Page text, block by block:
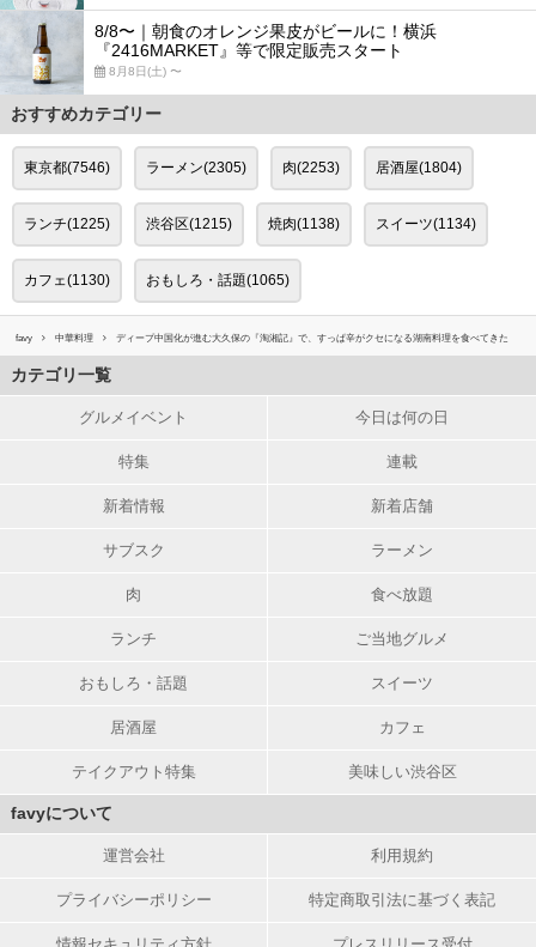
8/8〜｜朝食のオレンジ果皮がビールに！横浜
『2416MARKET』等で限定販売スタート
8月8日(土) 〜
おすすめカテゴリー
東京都(7546) ラーメン(2305) 肉(2253) 居酒屋(1804)
ランチ(1225) 渋谷区(1215) 焼肉(1138) スイーツ(1134)
カフェ(1130) おもしろ・話題(1065)
favy 中華料理 ディープ中国化が進む大久保の『淘湘記』で、すっぱ辛がクセになる湖南料理を食べてきた
カテゴリ一覧
グルメイベント 今日は何の日
特集 連載
新着情報 新着店舗
サブスク ラーメン
肉 食べ放題
ランチ ご当地グルメ
おもしろ・話題 スイーツ
居酒屋 カフェ
テイクアウト特集 美味しい渋谷区
favyについて
運営会社 利用規約
プライバシーポリシー 特定商取引法に基づく表記